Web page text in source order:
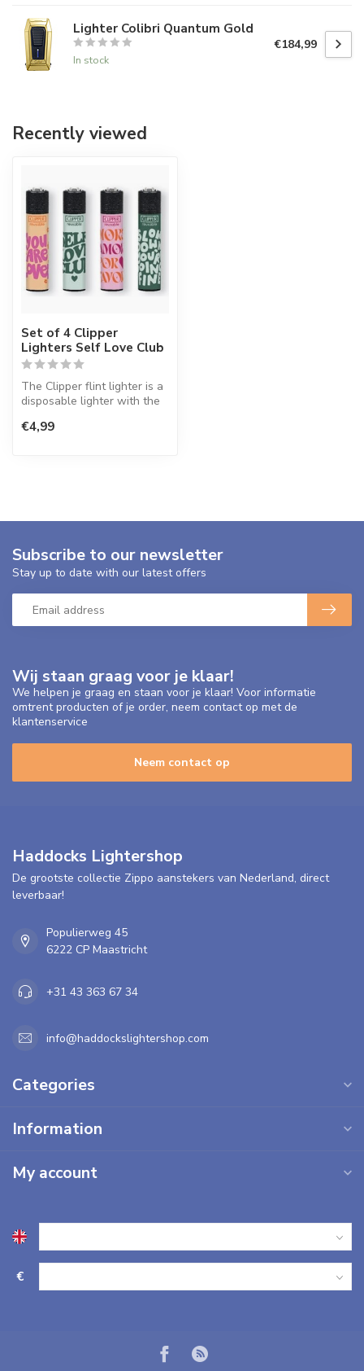
Lighter Colibri Quantum Gold
In stock
€184,99
Recently viewed
Set of 4 Clipper
Lighters Self Love Club
The Clipper flint lighter is a
disposable lighter with the
€4,99
Wij staan graag voor je klaar!
We helpen je graag en staan voor je klaar! Voor informatie
omtrent producten of je order, neem contact op met de
klantenservice
Neem contact op
Subscribe to our newsletter
Stay up to date with our latest offers
Haddocks Lightershop
De grootste collectie Zippo aanstekers van Nederland, direct
leverbaar!
Populierweg 45
6222 CP Maastricht
+31 43 363 67 34
info@haddockslightershop.com
Categories
Information
My account
€